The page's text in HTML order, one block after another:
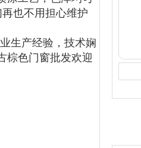
也不用担心维护
生产经验，技术娴
棕色门窗批发欢迎